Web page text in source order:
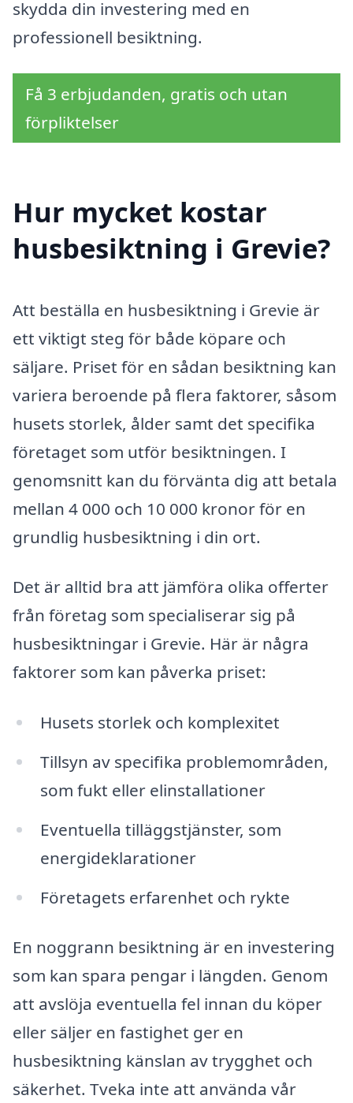
skydda din investering med en
professionell besiktning.
Få 3 erbjudanden, gratis och utan
förpliktelser
Hur mycket kostar
husbesiktning i Grevie?
Att beställa en husbesiktning i Grevie är
ett viktigt steg för både köpare och
säljare. Priset för en sådan besiktning kan
variera beroende på flera faktorer, såsom
husets storlek, ålder samt det specifika
företaget som utför besiktningen. I
genomsnitt kan du förvänta dig att betala
mellan 4 000 och 10 000 kronor för en
grundlig husbesiktning i din ort.
Det är alltid bra att jämföra olika offerter
från företag som specialiserar sig på
husbesiktningar i Grevie. Här är några
faktorer som kan påverka priset:
Husets storlek och komplexitet
Tillsyn av specifika problemområden,
som fukt eller elinstallationer
Eventuella tilläggstjänster, som
energideklarationer
Företagets erfarenhet och rykte
En noggrann besiktning är en investering
som kan spara pengar i längden. Genom
att avslöja eventuella fel innan du köper
eller säljer en fastighet ger en
husbesiktning känslan av trygghet och
säkerhet. Tveka inte att använda vår